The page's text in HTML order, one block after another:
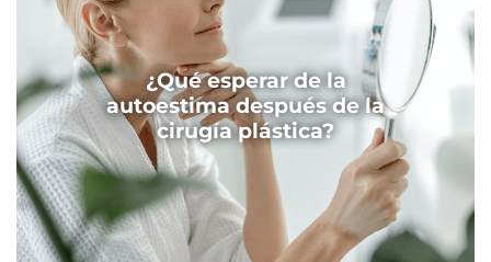
¿Qué esperar de la
autoestima después de la
cirugía plástica?